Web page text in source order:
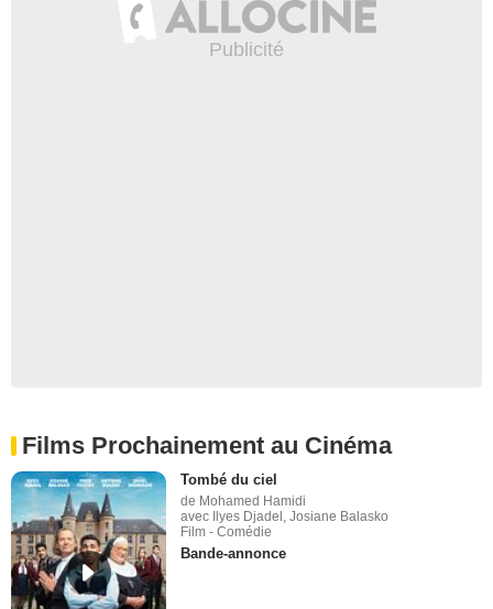
Films Prochainement au Cinéma
Tombé du ciel
de Mohamed Hamidi
avec Ilyes Djadel, Josiane Balasko
Film - Comédie
Bande-annonce